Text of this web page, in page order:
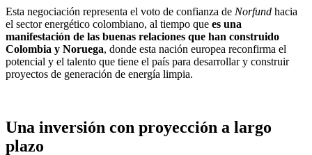
Esta negociación representa el voto de confianza de Norfund hacia
el sector energético colombiano, al tiempo que es una
manifestación de las buenas relaciones que han construido
Colombia y Noruega, donde esta nación europea reconfirma el
potencial y el talento que tiene el país para desarrollar y construir
proyectos de generación de energía limpia.
Una inversión con proyección a largo
plazo